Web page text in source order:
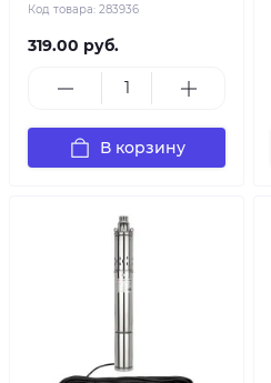
Код товара: 283936
319.00 руб.
В корзину